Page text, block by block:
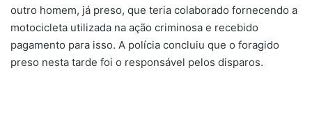
outro homem, já preso, que teria colaborado fornecendo a
motocicleta utilizada na ação criminosa e recebido
pagamento para isso. A polícia concluiu que o foragido
preso nesta tarde foi o responsável pelos disparos.